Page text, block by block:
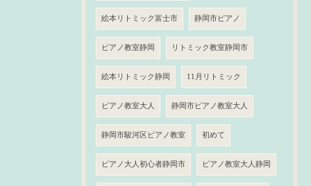
絵本リトミック富士市 静岡市ピアノ
ピアノ教室静岡 リトミック教室静岡市
絵本リトミック静岡 11月リトミック
ピアノ教室大人 静岡市ピアノ教室大人
静岡市駿河区ピアノ教室 初めて
ピアノ大人初心者静岡市 ピアノ教室大人静岡